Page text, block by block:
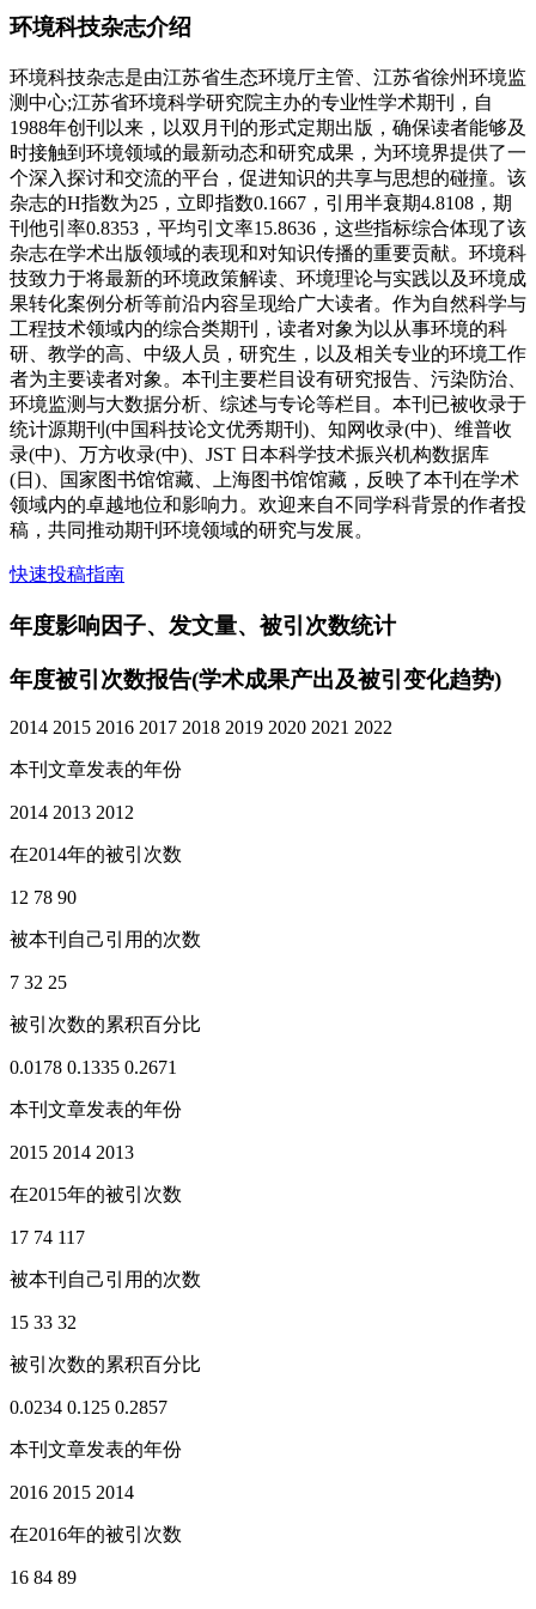
环境科技杂志介绍
环境科技杂志是由江苏省生态环境厅主管、江苏省徐州环境监
测中心;江苏省环境科学研究院主办的专业性学术期刊，自
1988年创刊以来，以双月刊的形式定期出版，确保读者能够及
时接触到环境领域的最新动态和研究成果，为环境界提供了一
个深入探讨和交流的平台，促进知识的共享与思想的碰撞。该
杂志的H指数为25，立即指数0.1667，引用半衰期4.8108，期
刊他引率0.8353，平均引文率15.8636，这些指标综合体现了该
杂志在学术出版领域的表现和对知识传播的重要贡献。环境科
技致力于将最新的环境政策解读、环境理论与实践以及环境成
果转化案例分析等前沿内容呈现给广大读者。作为自然科学与
工程技术领域内的综合类期刊，读者对象为以从事环境的科
研、教学的高、中级人员，研究生，以及相关专业的环境工作
者为主要读者对象。本刊主要栏目设有研究报告、污染防治、
环境监测与大数据分析、综述与专论等栏目。本刊已被收录于
统计源期刊(中国科技论文优秀期刊)、知网收录(中)、维普收
录(中)、万方收录(中)、JST 日本科学技术振兴机构数据库
(日)、国家图书馆馆藏、上海图书馆馆藏，反映了本刊在学术
领域内的卓越地位和影响力。欢迎来自不同学科背景的作者投
稿，共同推动期刊环境领域的研究与发展。
快速投稿指南
年度影响因子、发文量、被引次数统计
年度被引次数报告(学术成果产出及被引变化趋势)
2014 2015 2016 2017 2018 2019 2020 2021 2022
本刊文章发表的年份
2014 2013 2012
在2014年的被引次数
12 78 90
被本刊自己引用的次数
7 32 25
被引次数的累积百分比
0.0178 0.1335 0.2671
本刊文章发表的年份
2015 2014 2013
在2015年的被引次数
17 74 117
被本刊自己引用的次数
15 33 32
被引次数的累积百分比
0.0234 0.125 0.2857
本刊文章发表的年份
2016 2015 2014
在2016年的被引次数
16 84 89